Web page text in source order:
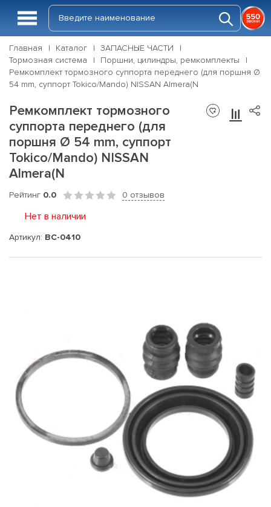
Главная Каталог
ЗАПАСНЫЕ ЧАСТИ
Тормозная система
Поршни, цилиндры, ремкомплекты
Ремкомплект тормозного суппорта переднего (для поршня Ø
54 mm, суппорт Tokico/Mando) NISSAN Almera(N
Ремкомплект тормозного
суппорта переднего (для
поршня Ø 54 mm, суппорт
Tokico/Mando) NISSAN
Almera(N
Рейтинг 0.0 0 отзывов
Нет в наличии
Артикул: BC-0410